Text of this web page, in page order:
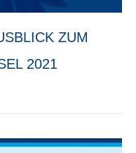
ZUM
2021